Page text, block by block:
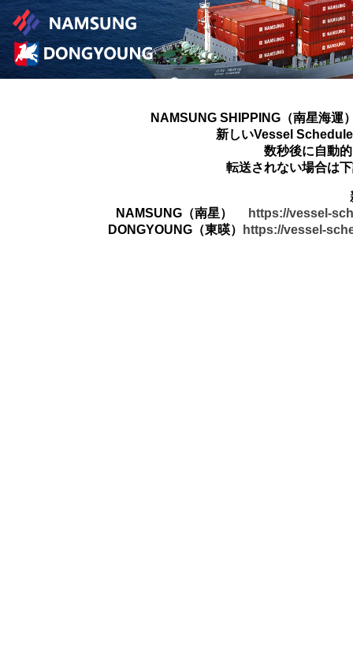
NAMSUNG SHIPPING（南星海運
新しいVessel
数秒後に自動
転送されない場合は
NAMSUNG（南星）
https://vessel-
DONGYOUNG（東暎）
https://vessel-